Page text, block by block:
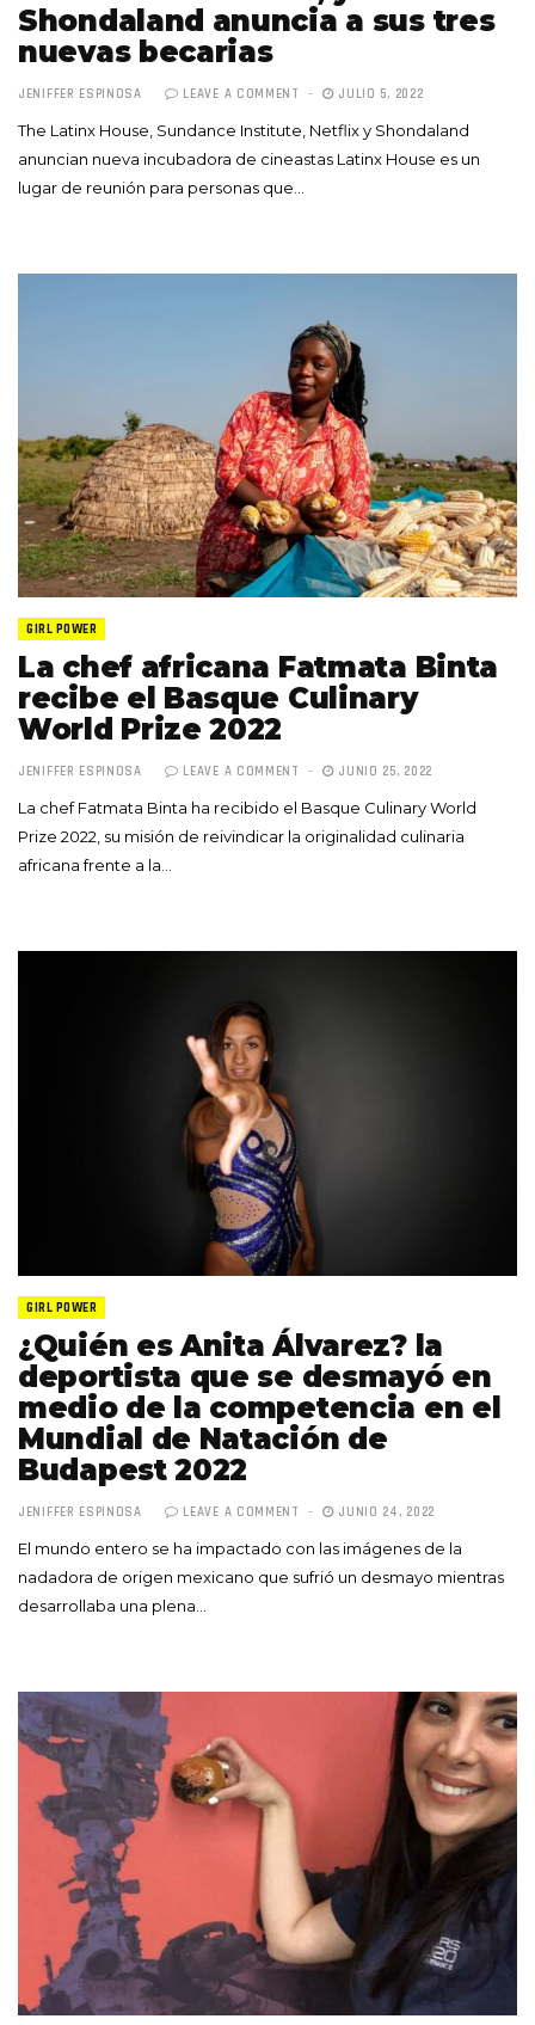
Shondaland anuncia a sus tres
nuevas becarias
JENIFFER ESPINOSA LEAVE A COMMENT JULIO 5, 2022
The Latinx House, Sundance Institute, Netflix y Shondaland
anuncian nueva incubadora de cineastas Latinx House es un
lugar de reunión para personas que…
GIRL POWER
La chef africana Fatmata Binta
recibe el Basque Culinary
World Prize 2022
JENIFFER ESPINOSA LEAVE A COMMENT JUNIO 25, 2022
La chef Fatmata Binta ha recibido el Basque Culinary World
Prize 2022, su misión de reivindicar la originalidad culinaria
africana frente a la…
GIRL POWER
¿Quién es Anita Álvarez? la
deportista que se desmayó en
medio de la competencia en el
Mundial de Natación de
Budapest 2022
JENIFFER ESPINOSA LEAVE A COMMENT JUNIO 24, 2022
El mundo entero se ha impactado con las imágenes de la
nadadora de origen mexicano que sufrió un desmayo mientras
desarrollaba una plena…